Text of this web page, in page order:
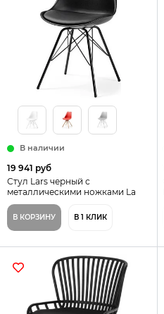
В наличии
19 941 руб
Стул Lars черный с
металлическими ножками La
Forma Испания
В КОРЗИНУ В 1 КЛИК